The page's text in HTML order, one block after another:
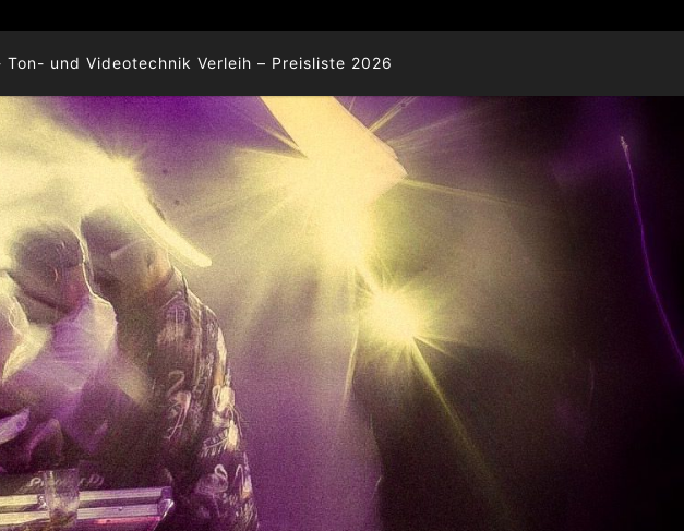
Ton- und Videotechnik Verleih – Preisliste 2026